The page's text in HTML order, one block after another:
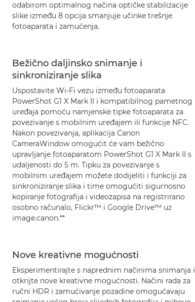
odabirom optimalnog načina optičke stabilizacije
slike između 8 opcija smanjuje učinke trešnje
fotoaparata i zamućenja.
Bežično daljinsko snimanje i
sinkroniziranje slika
Uspostavite Wi-Fi vezu između fotoaparata
PowerShot G1 X Mark II i kompatibilnog pametnog
uređaja pomoću namjenske tipke fotoaparata za
povezivanje s mobilnim uređajem ili funkcije NFC.
Nakon povezivanja, aplikacija Canon
CameraWindow omogućit će vam bežično
upravljanje fotoaparatom PowerShot G1 X Mark II s
udaljenosti do 5 m. Tipku za povezivanje s
mobilnim uređajem možete dodijeliti i funkciji za
sinkroniziranje slika i time omogućiti sigurnosno
kopiranje fotografija i videozapisa na registrirano
osobno računalo, Flickr™ i Google Drive™ uz
image.canon.**
Nove kreativne mogućnosti
Eksperimentirajte s naprednim načinima snimanja i
otkrijte nove kreativne mogućnosti. Načini rada za
ručni HDR i zamućivanje pozadine omogućavaju